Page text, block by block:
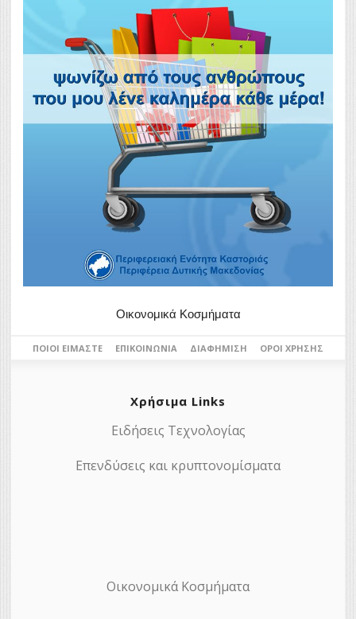
Οικονομικά Κοσμήματα
ΠΟΙΟΙ ΕΊΜΑΣΤΕ ΕΠΙΚΟΙΝΩΝΊΑ ΔΙΑΦΉΜΙΣΗ ΌΡΟΙ ΧΡΉΣΗΣ
Χρήσιμα Links
Ειδήσεις Τεχνολογίας
Επενδύσεις και κρυπτονομίσματα
Οικονομικά Κοσμήματα